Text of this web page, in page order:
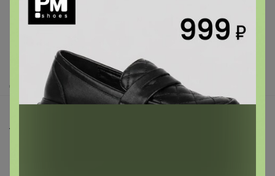
Как здесь все устроено?
Как получить?
Доставка
Торговые марки